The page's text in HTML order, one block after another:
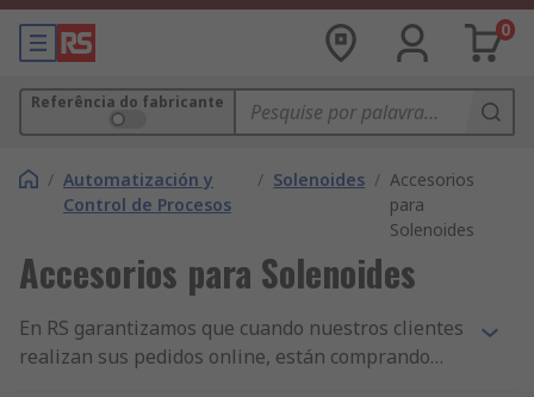
0
Referência do fabricante
/ Automatización y
Control de Procesos
/ Solenoides / Accesorios
para
Solenoides
Accesorios para Solenoides
En RS garantizamos que cuando nuestros clientes
realizan sus pedidos online, están comprando